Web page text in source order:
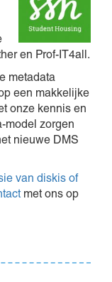
en Prof-IT4all.
metadata
een makkelijke
onze kennis en
model zorgen
nieuwe DMS
van diskis of
met ons op